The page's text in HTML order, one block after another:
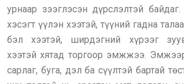
урнаар зээглэсэн дүрслэлтэй
хэсэгт үүлэн хээтэй, түүний гадна
бэл хээтэй, ширдэгний хүрээг
хээтэй хятад торгоор эмжжээ.
сарлаг, буга, дэл ба сүүлтэй бартай